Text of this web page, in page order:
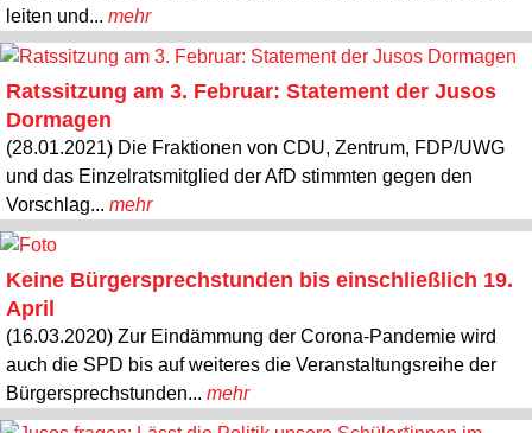
leiten und... mehr
Ratssitzung am 3. Februar: Statement der Jusos
Dormagen
(28.01.2021) Die Fraktionen von CDU, Zentrum, FDP/UWG
und das Einzelratsmitglied der AfD stimmten gegen den
Vorschlag... mehr
Keine Bürgersprechstunden bis einschließlich 19.
April
(16.03.2020) Zur Eindämmung der Corona-Pandemie wird
auch die SPD bis auf weiteres die Veranstaltungsreihe der
Bürgersprechstunden... mehr